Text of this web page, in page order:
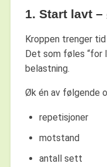
1. Start lavt
Kroppen trenger
Det som føles
belastning.
Øk én av følgende
repetisjoner
motstand
antall sett